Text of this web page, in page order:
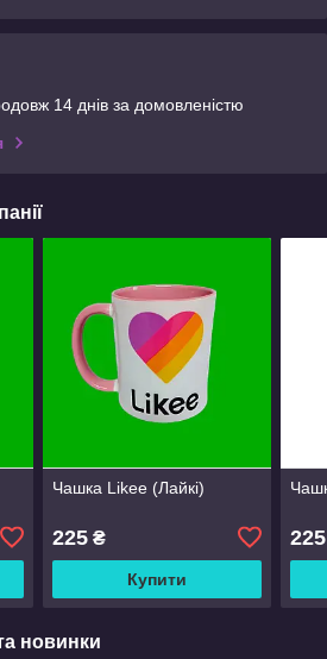
14 днів за домовленістю
Чашка Likee (Лайкі)
225₴
Купити
225
новинки